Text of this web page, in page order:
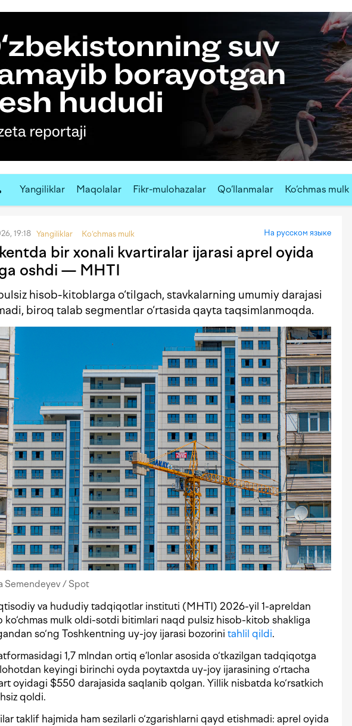
Yangiliklar Maqolalar Fikr-mulohazalar Qo‘llanmalar Ko‘chmas mulk
19:18 Yangiliklar Ko‘chmas mulk На русском языке
bir xonali kvartiralar ijarasi aprel oyida
oshdi — MHTI
hisob-kitoblarga o‘tilgach, stavkalarning umumiy darajasi
biroq talab segmentlar o‘rtasida qayta taqsimlanmoqda.
Semendeyev / Spot
va hududiy tadqiqotlar instituti (MHTI) 2026-yil 1-apreldan
ko‘chmas mulk oldi-sotdi bitimlari naqd pulsiz hisob-kitob shakliga
so‘ng Toshkentning uy-joy ijarasi bozorini tahlil qildi.
1,7 mlndan ortiq e’lonlar asosida o‘tkazilgan tadqiqotga
keyingi birinchi oyda poytaxtda uy-joy ijarasining o‘rtacha
oyidagi $550 darajasida saqlanib qolgan. Yillik nisbatda ko‘rsatkich
qoldi.
taklif hajmida ham sezilarli o‘zgarishlarni qayd etishmadi: aprel oyida